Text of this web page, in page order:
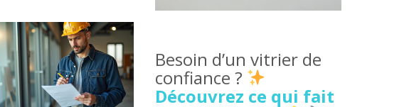
Besoin d’un vitrier de
confiance ?
Découvrez ce qui fait